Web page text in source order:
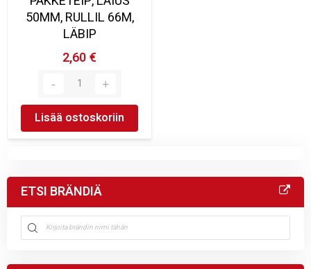
50MM, RULLIL 66M,
LÄBIP
2,60 €
Lisää ostoskoriin
ETSI BRÄNDIÄ